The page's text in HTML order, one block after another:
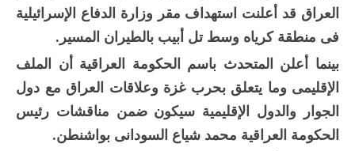
العراق قد أعلنت استهداف مقر وزارة الدفاع الإسرائيلية
فى منطقة كرياه وسط تل أبيب بالطيران المسير.
بينما أعلن المتحدث باسم الحكومة العراقية أن الملف
الإقليمى وما يتعلق بحرب غزة وعلاقات العراق مع دول
الجوار والدول الإقليمية سيكون ضمن مناقشات رئيس
الحكومة العراقية محمد شياع السودانى بواشنطن.